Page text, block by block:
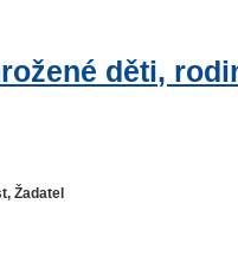
děti,
Žadatel